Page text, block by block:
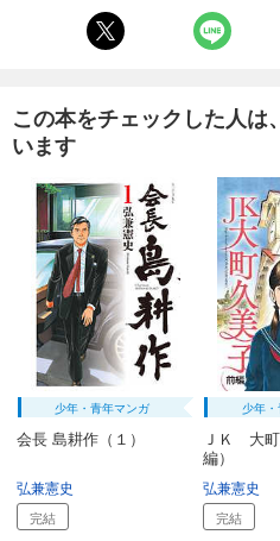
この本をチェックした人
います
少年・青年マンガ
会長 島耕作（１）
弘兼憲史
完結
少年
ＪＫ 大
編）
弘兼憲史
完結